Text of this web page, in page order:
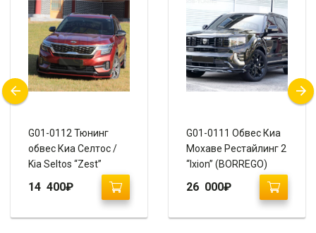
G01-0112 Тюнинг
обвес Киа Селтос /
Kia Seltos “Zest”
14 400₽
G01-0111 Обвес Киа
Мохаве Рестайлинг 2
“Ixion” (BORREGO)
26 000₽